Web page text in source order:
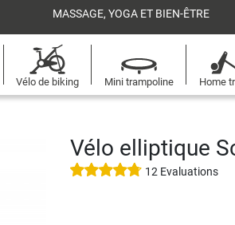
MASSAGE, YOGA ET BIEN-ÊTRE
Vélo de biking Mini trampoline Home
Vélo elliptique
12 Evaluations